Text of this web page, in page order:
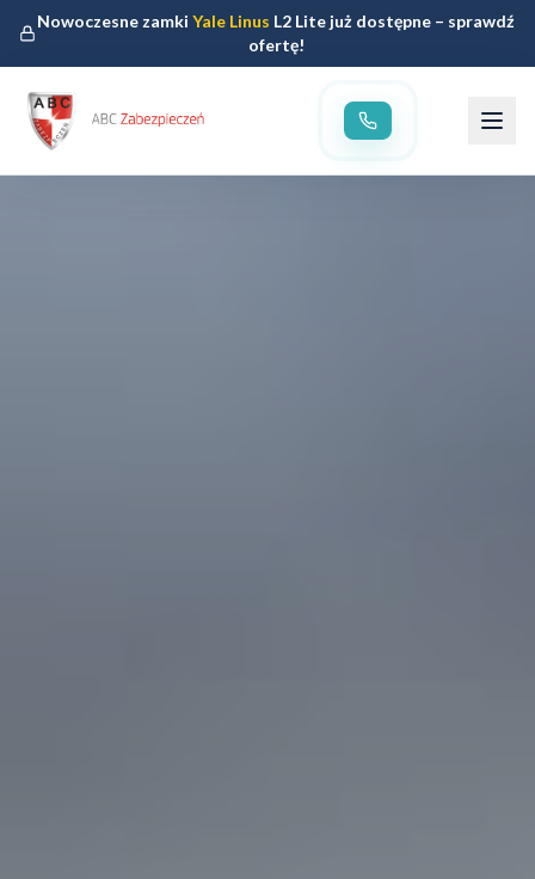
Nowoczesne zamkiYale Linus L2 Lite już dostępne – sprawdź
ofertę!